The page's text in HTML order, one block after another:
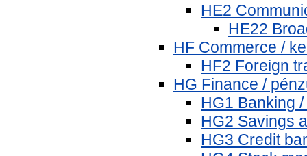
HE2
HE22
HF Commerce /
HF2 Foreign
HG Finance /
HG1 Banking
HG2 Savings
HG3 Credit